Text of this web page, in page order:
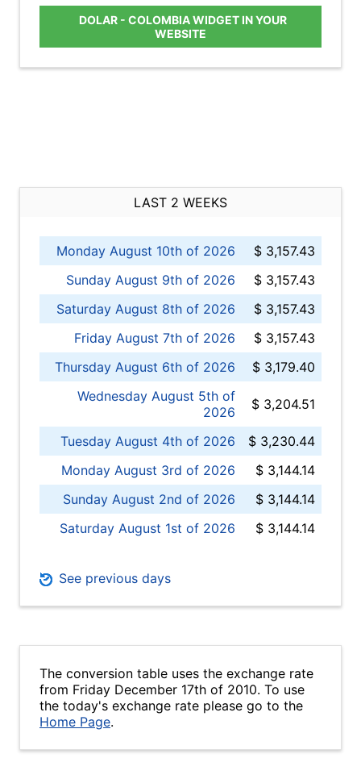
DOLAR - COLOMBIA WIDGET IN YOUR
WEBSITE
LAST 2 WEEKS
Monday August 10th of 2026
$ 3,157.43
Sunday August 9th of 2026
$ 3,157.43
Saturday August 8th of 2026
$ 3,157.43
Friday August 7th of 2026
$ 3,157.43
Thursday August 6th of 2026
$ 3,179.40
Wednesday August 5th of
2026
$ 3,204.51
Tuesday August 4th of 2026
$ 3,230.44
Monday August 3rd of 2026
$ 3,144.14
Sunday August 2nd of 2026
$ 3,144.14
Saturday August 1st of 2026
$ 3,144.14
See previous days
The conversion table uses the exchange rate
from Friday December 17th of 2010. To use
the today's exchange rate please go to the
Home Page.